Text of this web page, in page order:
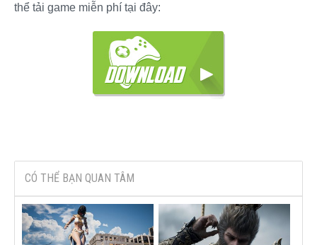
thể tải game miễn phí tại đây:
CÓ THỂ BẠN QUAN TÂM